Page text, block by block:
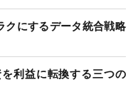
クにするデータ統合戦略
利益に転換する三つの